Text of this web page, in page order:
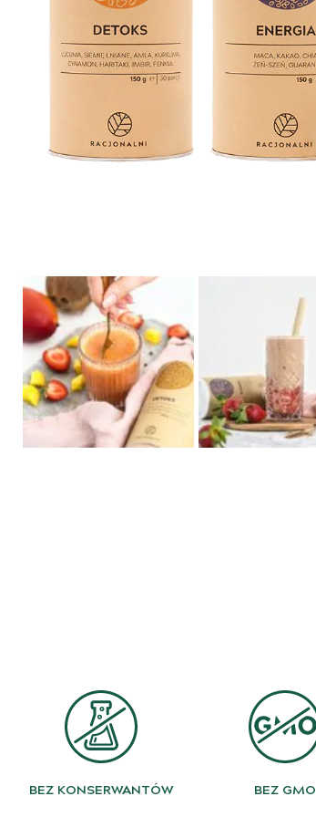
BEZ KONSERWANTÓW BEZ GMO